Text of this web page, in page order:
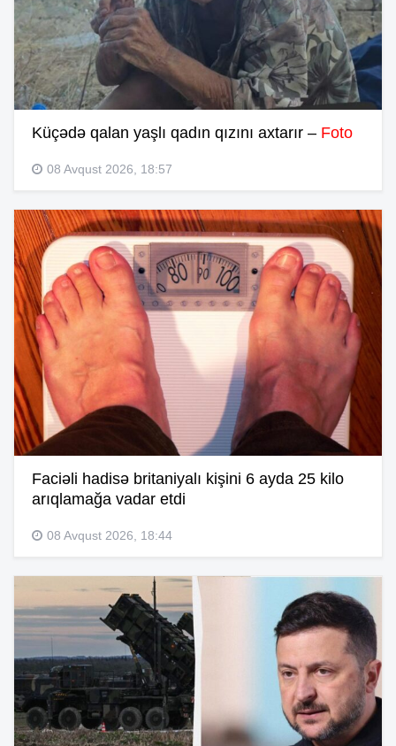
Küçədə qalan yaşlı qadın qızını axtarır – Foto
08 Avqust 2026, 18:57
Faciəli hadisə britaniyalı kişini 6 ayda 25 kilo
arıqlamağa vadar etdi
08 Avqust 2026, 18:44